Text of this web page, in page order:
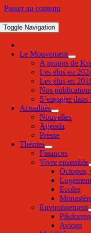
Passer au contenu
Toggle Navigation
Le Mouvement
A propos de
Les élus en
Les élus en
Nos
S’engager
Actualités
Nouvelles
Agenda
Presse
Thèmes
Finances
Vivre ensemble
Octopus,
Ecoles
Environnement
Avions